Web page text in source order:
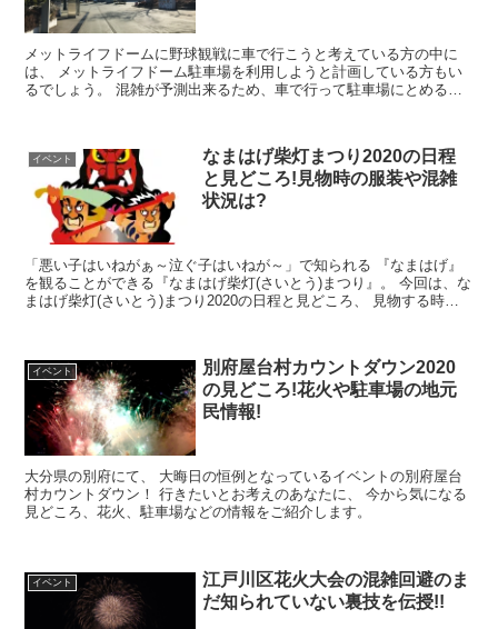
メットライフドームに野球観戦に車で行こうと考えている方の中に
は、 メットライフドーム駐車場を利用しようと計画している方もい
るでしょう。 混雑が予測出来るため、車で行って駐車場にとめるこ
イベント
なまはげ柴灯まつり2020の日程
と見どころ!見物時の服装や混雑
状況は?
「悪い子はいねがぁ～泣ぐ子はいねが～」で知られる 『なまはげ』
を観ることができる『なまはげ柴灯(さいとう)まつり』。 今回は、な
まはげ柴灯(さいとう)まつり2020の日程と見どころ、 見物する時の
イベント
別府屋台村カウントダウン2020
の見どころ!花火や駐車場の地元
民情報!
大分県の別府にて、 大晦日の恒例となっているイベントの別府屋台
村カウントダウン！ 行きたいとお考えのあなたに、 今から気になる
見どころ、花火、駐車場などの情報をご紹介します。
イベント
江戸川区花火大会の混雑回避のま
だ知られていない裏技を伝授!!